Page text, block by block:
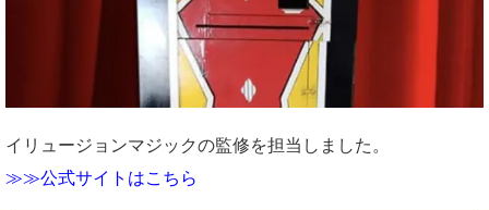
イリュージョンマジックの監修を担当しました。
≫≫公式サイトはこちら